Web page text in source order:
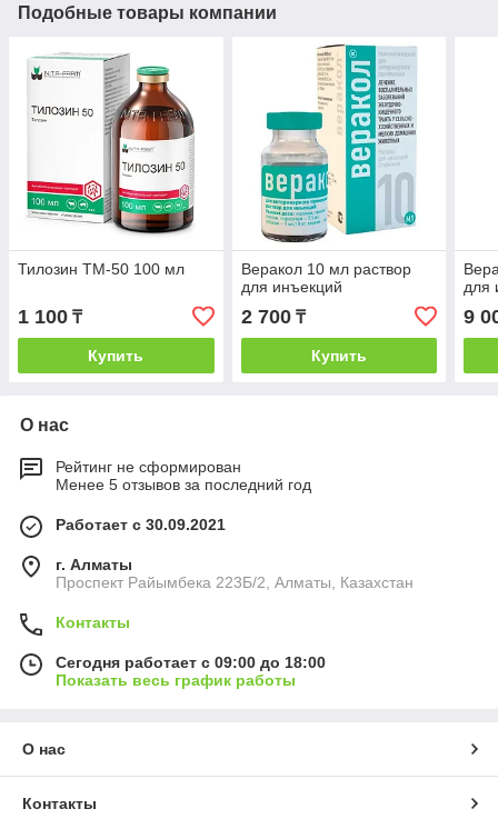
Подобные товары компании
Тилозин ТМ-50 100 мл
1 100 ₸
Купить
Веракол 10 мл раствор
для инъекций
2 700₸
Купить
для
9
О нас
Рейтинг не сформирован
Менее 5 отзывов за последний год
Работает с 30.09.2021
г. Алматы
Проспект Райымбека 223Б/2, Алматы, Казахстан
Контакты
Сегодня работает с 09:00 до 18:00
Показать весь график работы
О нас
Контакты